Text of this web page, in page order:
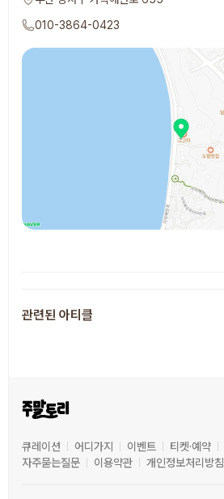
010-3864-0423
관련된 아티클
큐레이션 어디가지 이벤트 티켓·예약
자주묻는질문
이용약관 개인정보처리방침